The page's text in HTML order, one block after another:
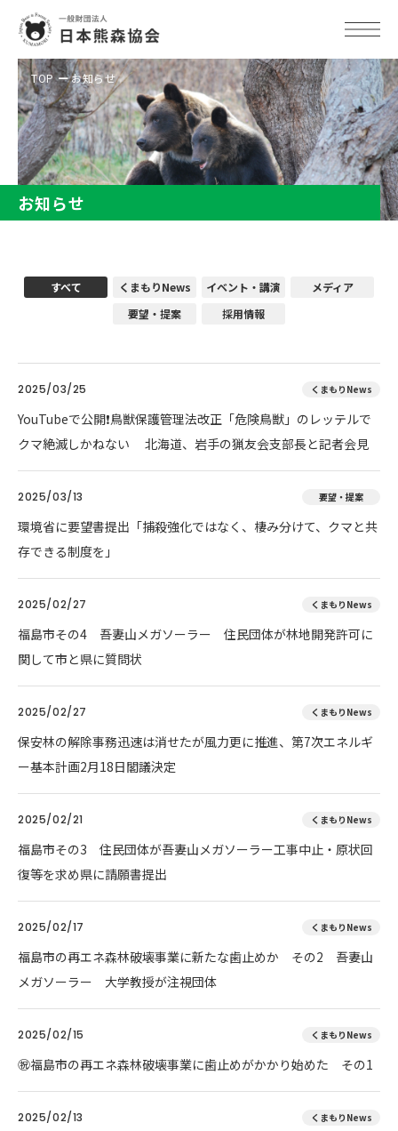
TOP お知らせ
お知らせ
すべて くまもりNews イベント・講演
メディア
要望・提案
採用情報
2025/03/25 くまもりNews
YouTubeで公開❗鳥獣保護管理法改正「危険鳥獣」のレッテルで
クマ絶滅しかねない 北海道、岩手の猟友会支部長と記者会見
2025/03/13 要望・提案
環境省に要望書提出「捕殺強化ではなく、棲み分けて、クマと共
存できる制度を」
2025/02/27 くまもりNews
福島市その4 吾妻山メガソーラー 住民団体が林地開発許可に
関して市と県に質問状
2025/02/27 くまもりNews
保安林の解除事務迅速は消せたが風力更に推進、第7次エネルギ
ー基本計画2月18日閣議決定
2025/02/21 くまもりNews
福島市その3 住民団体が吾妻山メガソーラー工事中止・原状回
復等を求め県に請願書提出
2025/02/17 くまもりNews
福島市の再エネ森林破壊事業に新たな歯止めか その2 吾妻山
メガソーラー 大学教授が注視団体
2025/02/15 くまもりNews
㊗️福島市の再エネ森林破壊事業に歯止めがかかり始めた その1
2025/02/13 くまもりNews